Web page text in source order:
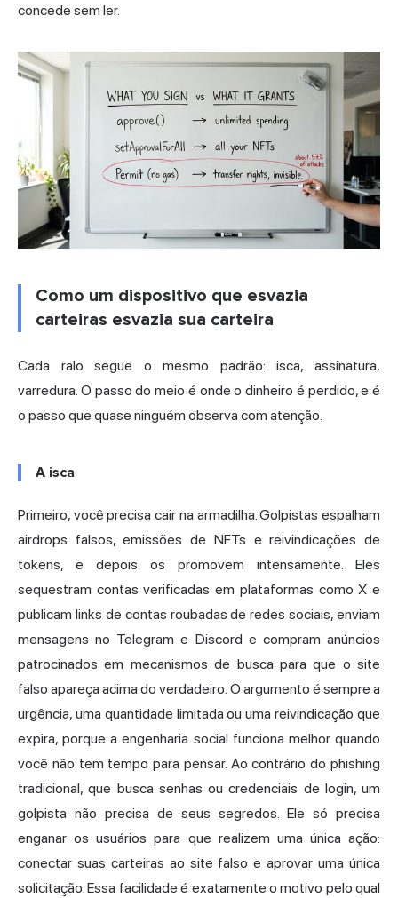
concede sem ler.
Como um dispositivo que esvazia
carteiras esvazia sua carteira
Cada ralo segue o mesmo padrão: isca, assinatura,
varredura. O passo do meio é onde o dinheiro é perdido, e é
o passo que quase ninguém observa com atenção.
A isca
Primeiro, você precisa cair na armadilha. Golpistas espalham
airdrops falsos, emissões de NFTs e reivindicações de
tokens, e depois os promovem intensamente. Eles
sequestram contas verificadas em plataformas como X e
publicam links de contas roubadas de redes sociais, enviam
mensagens no Telegram e Discord e compram anúncios
patrocinados em mecanismos de busca para que o site
falso apareça acima do verdadeiro. O argumento é sempre a
urgência, uma quantidade limitada ou uma reivindicação que
expira, porque a engenharia social funciona melhor quando
você não tem tempo para pensar. Ao contrário do phishing
tradicional, que busca senhas ou credenciais de login, um
golpista não precisa de seus segredos. Ele só precisa
enganar os usuários para que realizem uma única ação:
conectar suas carteiras ao site falso e aprovar uma única
solicitação. Essa facilidade é exatamente o motivo pelo qual